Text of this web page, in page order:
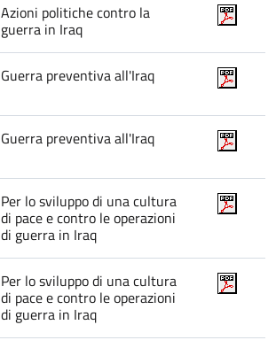
Azioni politiche contro la
guerra in Iraq
Guerra preventiva all'Iraq
Guerra preventiva all'Iraq
Per lo sviluppo di una cultura
di pace e contro le operazioni
di guerra in Iraq
Per lo sviluppo di una cultura
di pace e contro le operazioni
di guerra in Iraq